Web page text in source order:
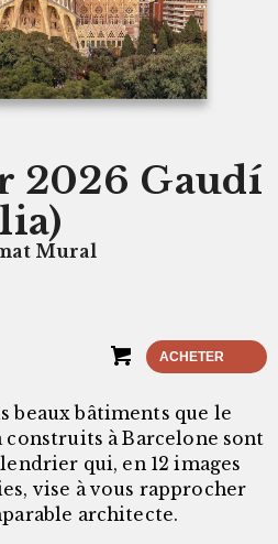
2026 Gaudí
Mural
ACHETER
beaux bâtiments que le
à Barcelone sont
qui, en 12 images
vise à vous rapprocher
architecte.